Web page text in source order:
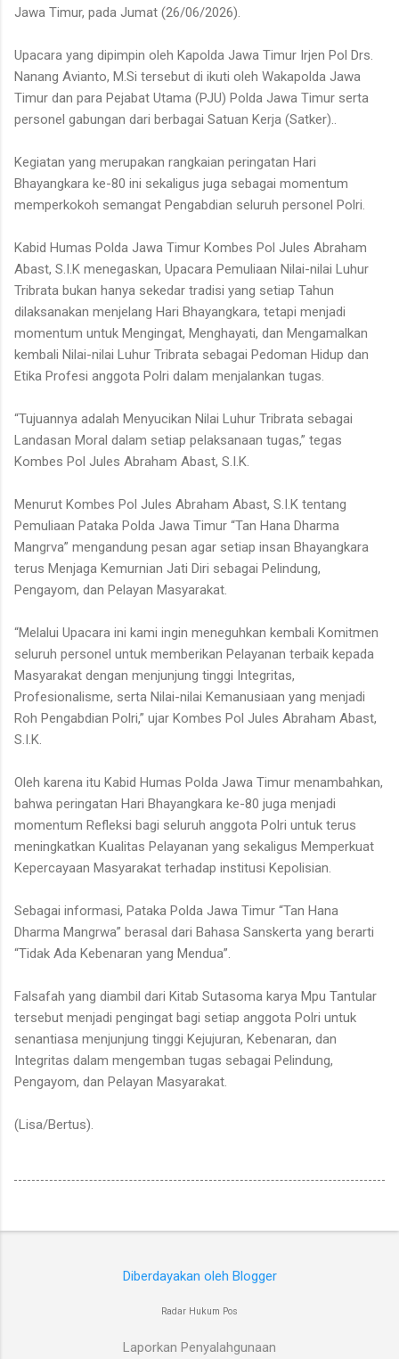
Jawa Timur, pada Jumat (26/06/2026).
Upacara yang dipimpin oleh Kapolda Jawa Timur Irjen Pol Drs.
Nanang Avianto, M.Si tersebut di ikuti oleh Wakapolda Jawa
Timur dan para Pejabat Utama (PJU) Polda Jawa Timur serta
personel gabungan dari berbagai Satuan Kerja (Satker)..
Kegiatan yang merupakan rangkaian peringatan Hari
Bhayangkara ke-80 ini sekaligus juga sebagai momentum
memperkokoh semangat Pengabdian seluruh personel Polri.
Kabid Humas Polda Jawa Timur Kombes Pol Jules Abraham
Abast, S.I.K menegaskan, Upacara Pemuliaan Nilai-nilai Luhur
Tribrata bukan hanya sekedar tradisi yang setiap Tahun
dilaksanakan menjelang Hari Bhayangkara, tetapi menjadi
momentum untuk Mengingat, Menghayati, dan Mengamalkan
kembali Nilai-nilai Luhur Tribrata sebagai Pedoman Hidup dan
Etika Profesi anggota Polri dalam menjalankan tugas.
“Tujuannya adalah Menyucikan Nilai Luhur Tribrata sebagai
Landasan Moral dalam setiap pelaksanaan tugas,” tegas
Kombes Pol Jules Abraham Abast, S.I.K.
Menurut Kombes Pol Jules Abraham Abast, S.I.K tentang
Pemuliaan Pataka Polda Jawa Timur “Tan Hana Dharma
Mangrva” mengandung pesan agar setiap insan Bhayangkara
terus Menjaga Kemurnian Jati Diri sebagai Pelindung,
Pengayom, dan Pelayan Masyarakat.
“Melalui Upacara ini kami ingin meneguhkan kembali Komitmen
seluruh personel untuk memberikan Pelayanan terbaik kepada
Masyarakat dengan menjunjung tinggi Integritas,
Profesionalisme, serta Nilai-nilai Kemanusiaan yang menjadi
Roh Pengabdian Polri,” ujar Kombes Pol Jules Abraham Abast,
S.I.K.
Oleh karena itu Kabid Humas Polda Jawa Timur menambahkan,
bahwa peringatan Hari Bhayangkara ke-80 juga menjadi
momentum Refleksi bagi seluruh anggota Polri untuk terus
meningkatkan Kualitas Pelayanan yang sekaligus Memperkuat
Kepercayaan Masyarakat terhadap institusi Kepolisian.
Sebagai informasi, Pataka Polda Jawa Timur “Tan Hana
Dharma Mangrwa” berasal dari Bahasa Sanskerta yang berarti
“Tidak Ada Kebenaran yang Mendua”.
Falsafah yang diambil dari Kitab Sutasoma karya Mpu Tantular
tersebut menjadi pengingat bagi setiap anggota Polri untuk
senantiasa menjunjung tinggi Kejujuran, Kebenaran, dan
Integritas dalam mengemban tugas sebagai Pelindung,
Pengayom, dan Pelayan Masyarakat.
(Lisa/Bertus).
Diberdayakan oleh Blogger
Radar Hukum Pos
Laporkan Penyalahgunaan